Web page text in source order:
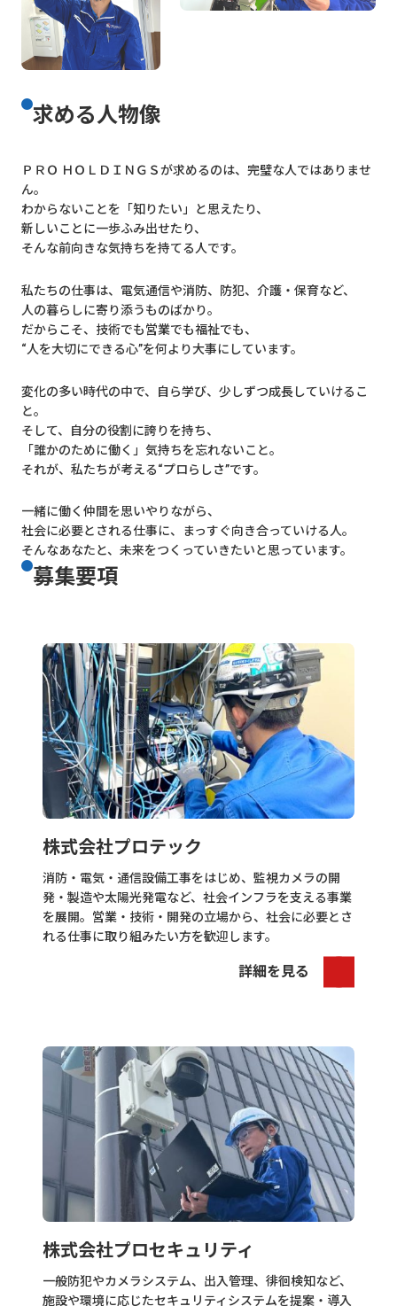
求める人物像
ＰＲＯ ＨＯＬＤＩＮＧＳが求めるのは、完璧な人ではありませ
ん。
わからないことを「知りたい」と思えたり、
新しいことに一歩ふみ出せたり、
そんな前向きな気持ちを持てる人です。
私たちの仕事は、電気通信や消防、防犯、介護・保育など、
人の暮らしに寄り添うものばかり。
だからこそ、技術でも営業でも福祉でも、
“人を大切にできる心”を何より大事にしています。
変化の多い時代の中で、自ら学び、少しずつ成長していけるこ
と。
そして、自分の役割に誇りを持ち、
「誰かのために働く」気持ちを忘れないこと。
それが、私たちが考える“プロらしさ”です。
一緒に働く仲間を思いやりながら、
社会に必要とされる仕事に、まっすぐ向き合っていける人。
そんなあなたと、未来をつくっていきたいと思っています。
募集要項
株式会社プロテック
消防・電気・通信設備工事をはじめ、監視カメラの開
発・製造や太陽光発電など、社会インフラを支える事業
を展開。営業・技術・開発の立場から、社会に必要とさ
れる仕事に取り組みたい方を歓迎します。
詳細を見る
株式会社プロセキュリティ
一般防犯やカメラシステム、出入管理、徘徊検知など、
施設や環境に応じたセキュリティシステムを提案・導入